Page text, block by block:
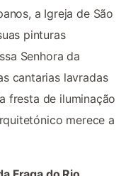
a Igreja de São
pinturas
Senhora da
cantarias lavradas
fresta de iluminação
merece a